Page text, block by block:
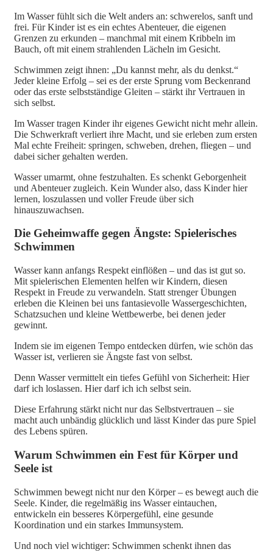
Im Wasser fühlt sich die Welt anders an: schwerelos, sanft und
frei. Für Kinder ist es ein echtes Abenteuer, die eigenen
Grenzen zu erkunden – manchmal mit einem Kribbeln im
Bauch, oft mit einem strahlenden Lächeln im Gesicht.
Schwimmen zeigt ihnen: „Du kannst mehr, als du denkst.“
Jeder kleine Erfolg – sei es der erste Sprung vom Beckenrand
oder das erste selbstständige Gleiten – stärkt ihr Vertrauen in
sich selbst.
Im Wasser tragen Kinder ihr eigenes Gewicht nicht mehr allein.
Die Schwerkraft verliert ihre Macht, und sie erleben zum ersten
Mal echte Freiheit: springen, schweben, drehen, fliegen – und
dabei sicher gehalten werden.
Wasser umarmt, ohne festzuhalten. Es schenkt Geborgenheit
und Abenteuer zugleich. Kein Wunder also, dass Kinder hier
lernen, loszulassen und voller Freude über sich
hinauszuwachsen.
Die Geheimwaffe gegen Ängste: Spielerisches
Schwimmen
Wasser kann anfangs Respekt einflößen – und das ist gut so.
Mit spielerischen Elementen helfen wir Kindern, diesen
Respekt in Freude zu verwandeln. Statt strenger Übungen
erleben die Kleinen bei uns fantasievolle Wassergeschichten,
Schatzsuchen und kleine Wettbewerbe, bei denen jeder
gewinnt.
Indem sie im eigenen Tempo entdecken dürfen, wie schön das
Wasser ist, verlieren sie Ängste fast von selbst.
Denn Wasser vermittelt ein tiefes Gefühl von Sicherheit: Hier
darf ich loslassen. Hier darf ich ich selbst sein.
Diese Erfahrung stärkt nicht nur das Selbstvertrauen – sie
macht auch unbändig glücklich und lässt Kinder das pure Spiel
des Lebens spüren.
Warum Schwimmen ein Fest für Körper und
Seele ist
Schwimmen bewegt nicht nur den Körper – es bewegt auch die
Seele. Kinder, die regelmäßig ins Wasser eintauchen,
entwickeln ein besseres Körpergefühl, eine gesunde
Koordination und ein starkes Immunsystem.
Und noch viel wichtiger: Schwimmen schenkt ihnen das